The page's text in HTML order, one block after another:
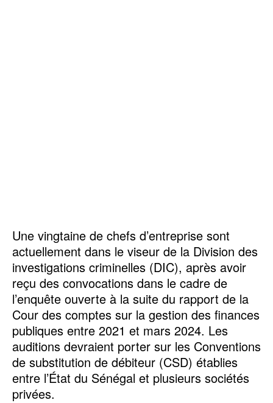
Une vingtaine de chefs d’entreprise sont
actuellement dans le viseur de la Division des
investigations criminelles (DIC), après avoir
reçu des convocations dans le cadre de
l’enquête ouverte à la suite du rapport de la
Cour des comptes sur la gestion des finances
publiques entre 2021 et mars 2024. Les
auditions devraient porter sur les Conventions
de substitution de débiteur (CSD) établies
entre l’État du Sénégal et plusieurs sociétés
privées.